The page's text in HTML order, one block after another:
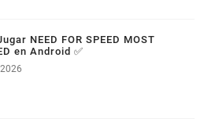
NEED FOR SPEED MOST
en Android ✅